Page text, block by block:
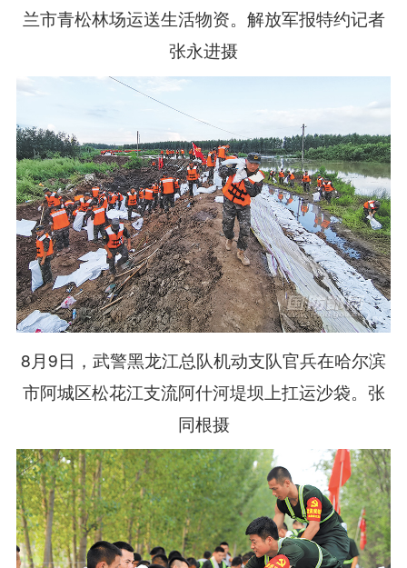
兰市青松林场运送生活物资。解放军报特约记者
张永进摄
8月9日，武警黑龙江总队机动支队官兵在哈尔滨
市阿城区松花江支流阿什河堤坝上扛运沙袋。张
同根摄